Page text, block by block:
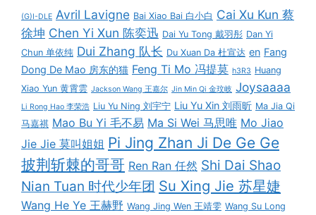
(G)I-DLE Avril Lavigne Bai Xiao Bai 白小白 Cai Xu Kun 蔡
徐坤 Chen Yi Xun 陈奕迅 Dai Yu Tong 戴羽彤 Dan Yi
Chun 单依纯 Dui Zhang 队长 Du Xuan Da 杜宣达 en Fang
Dong De Mao 房东的猫 Feng Ti Mo 冯提莫 h3R3 Huang
Xiao Yun 黄霄雲 Jackson Wang 王嘉尔 Jin Min Qi 金玟岐 Joysaaaa
Li Rong Hao 李荣浩 Liu Yu Ning 刘宇宁 Liu Yu Xin 刘雨昕 Ma Jia Qi
马嘉祺 Mao Bu Yi 毛不易 Ma Si Wei 马思唯 Mo Jiao
Jie Jie 莫叫姐姐 Pi Jing Zhan Ji De Ge Ge
披荆斩棘的哥哥 Ren Ran 任然 Shi Dai Shao
Nian Tuan 时代少年团 Su Xing Jie 苏星婕
Wang He Ye 王赫野 Wang Jing Wen 王靖雯 Wang Su Long